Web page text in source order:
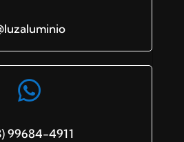

99684-4911